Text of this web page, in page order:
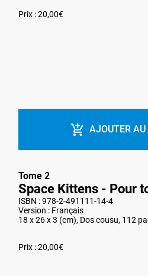
Prix : 20,00€
AJOUTER AU
Tome 2
Space Kittens - Pour
ISBN : 978-2-491111-14-4
Version : Français
18 x 26 x 3 (cm), Dos cousu, 112
Prix : 20,00€